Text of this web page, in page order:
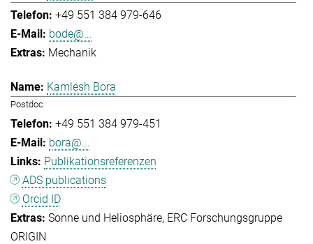
+49 551 384 979-646
bode@...
Mechanik
Kamlesh Bora
Postdoc
+49 551 384 979-451
bora@...
Publikationsreferenzen
ADS publications
Orcid ID
Sonne und Heliosphäre ERC Forschungsgruppe
ORIGIN